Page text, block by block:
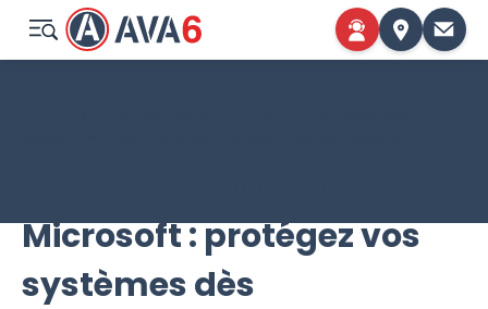
Microsoft : protégez vos
systèmes dès